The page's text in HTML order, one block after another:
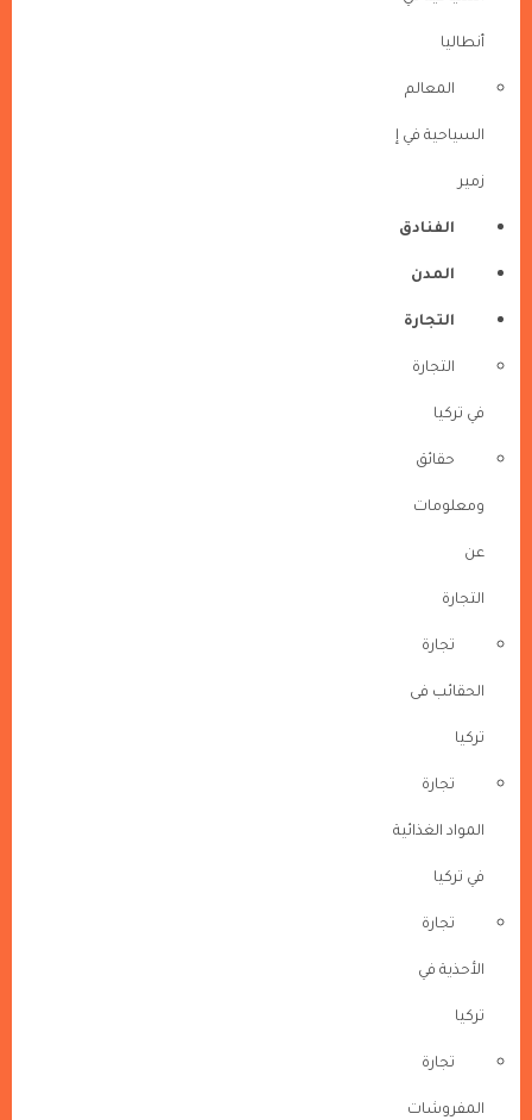
أنطاليا
المعالم
السياحية في إ
زمير
الفنادق
المدن
التجارة
التجارة
في تركيا
حقائق
ومعلومات
عن
التجارة
تجارة
الحقائب فى
تركيا
تجارة
المواد الغذائية
في تركيا
تجارة
الأحذية في
تركيا
تجارة
المفروشات